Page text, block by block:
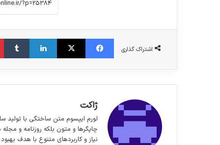
اشتراک گذاری
فیس بوک X لینکدین
ژاکت
لورم ایپسوم متن ساختگی با تولید
چاپگرها و متون بلکه روزنامه و
نیاز و کاربردهای متنوع با هدف